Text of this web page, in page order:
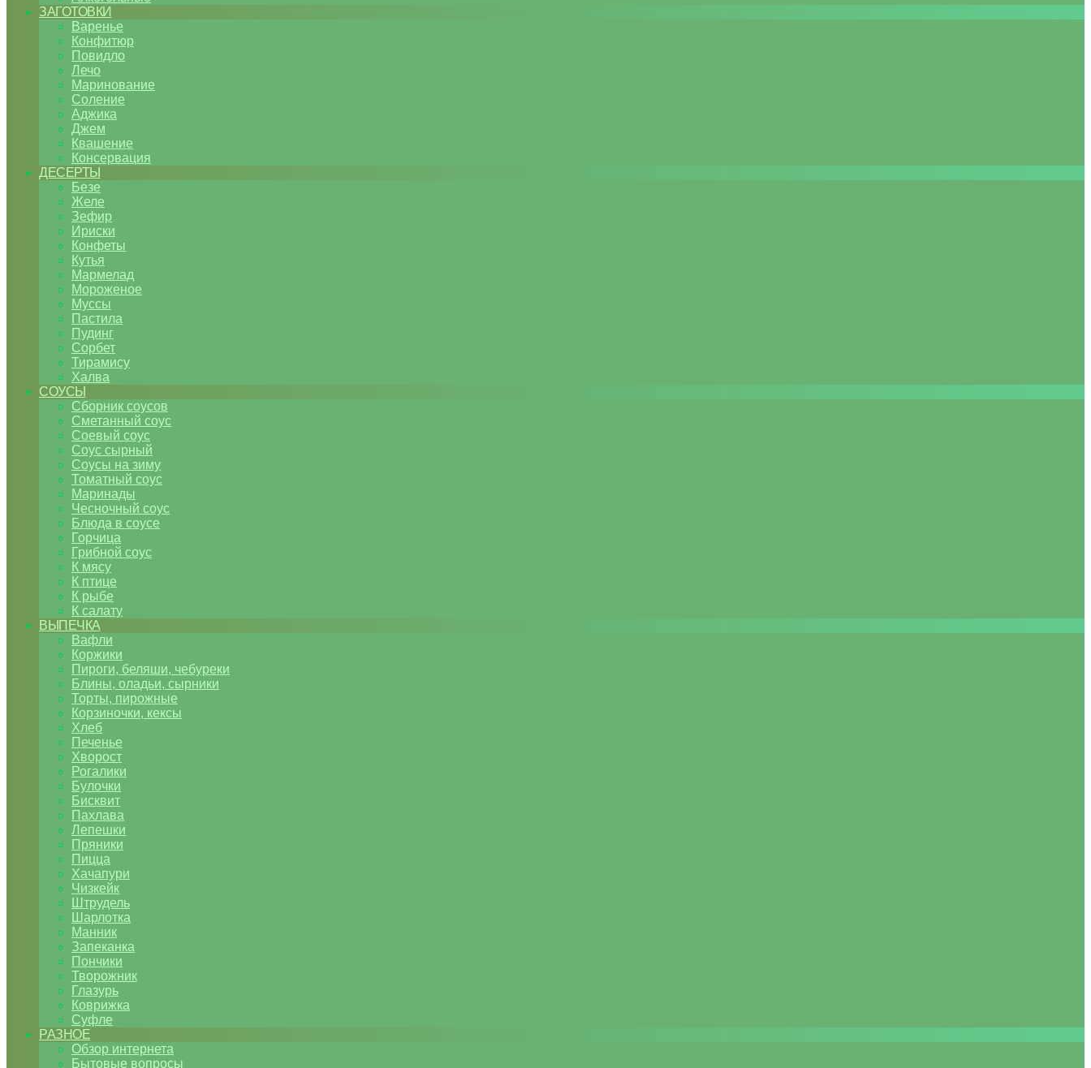
ЗАГОТОВКИ
Варенье
Конфитюр
Повидло
Лечо
Маринование
Соление
Аджика
Джем
Квашение
Консервация
ДЕСЕРТЫ
Безе
Желе
Зефир
Ириски
Конфеты
Кутья
Мармелад
Мороженое
Муссы
Пастила
Пудинг
Сорбет
Тирамису
Халва
СОУСЫ
Сборник соусов
Сметанный соус
Соевый соус
Соус сырный
Соусы на зиму
Томатный соус
Маринады
Чесночный соус
Блюда в соусе
Горчица
Грибной соус
К мясу
К птице
К рыбе
К салату
ВЫПЕЧКА
Вафли
Коржики
Пироги, беляши, чебуреки
Блины, оладьи, сырники
Торты, пирожные
Корзиночки, кексы
Хлеб
Печенье
Хворост
Рогалики
Булочки
Бисквит
Пахлава
Лепешки
Пряники
Пицца
Хачапури
Чизкейк
Штрудель
Шарлотка
Манник
Запеканка
Пончики
Творожник
Глазурь
Коврижка
Суфле
РАЗНОЕ
Обзор интернета
Бытовые вопросы